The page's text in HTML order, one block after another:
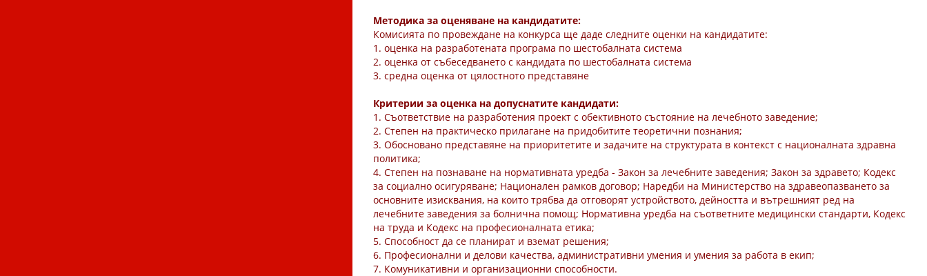
Методика за оценяване на кандидатите:
Комисията по провеждане на конкурса ще даде следните оценки на кандидатите:
1. оценка на разработената програма по шестобалната система
2. оценка от събеседването с кандидата по шестобалната система
3. средна оценка от цялостното представяне
Критерии за оценка на допуснатите кандидати:
1. Съответствие на разработения проект с обективното състояние на лечебното заведение;
2. Степен на практическо прилагане на придобитите теоретични познания;
3. Обосновано представяне на приоритетите и задачите на структурата в контекст с националната здравна
политика;
4. Степен на познаване на нормативната уредба - Закон за лечебните заведения; Закон за здравето; Кодекс
за социално осигуряване; Национален рамков договор; Наредби на Министерство на здравеопазването за
основните изисквания, на които трябва да отговорят устройството, дейността и вътрешният ред на
лечебните заведения за болнична помощ; Нормативна уредба на съответните медицински стандарти, Кодекс
на труда и Кодекс на професионалната етика;
5. Способност да се планират и вземат решения;
6. Професионални и делови качества, административни умения и умения за работа в екип;
7. Комуникативни и организационни способности.